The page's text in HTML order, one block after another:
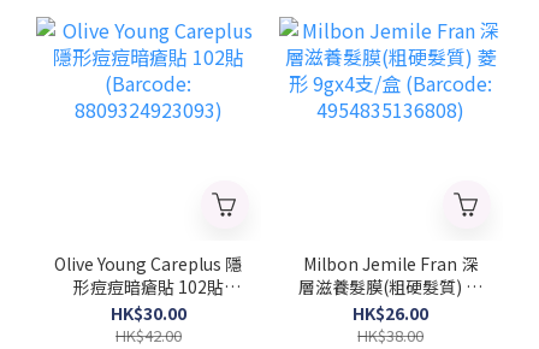
Olive Young Careplus 隱
形痘痘暗瘡貼 102貼
(Barcode:
8809324923093)
HK$30.00
HK$42.00
Milbon Jemile Fran 深
層滋養髮膜(粗硬髮質) 菱
形 9gx4支/盒 (Barcode:
4954835136808)
HK$26.00
HK$38.00